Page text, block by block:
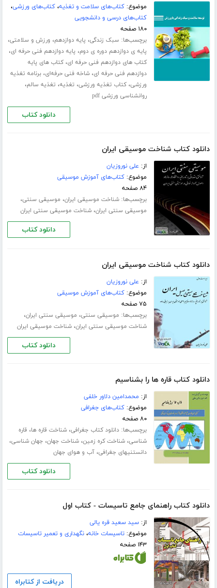
موضوع:کتاب‌های سلامت و تغذیه،کتاب‌های ورزشی،
کتاب‌های درسی و دانشجویی
۱۸۰ صفحه
برچسب‌ها: سبک زندگی، پایه دوازدهم، ورزش و سلامتی،
پایه ی دوازدهم دوره ی دوم، پایه دوازدهم فنی حرفه ای،
کتاب های دوازدهم فنی حرفه ای،کتاب های پایه
دوازدهم فنی حرفه ای،شاخه فنی حرفه‌ای،برنامه تغذیه
ورزشی،کتاب تغذیه ورزشی، تغذیه، تغذیه سالم،
روانشناسی ورزشی pdf
دانلود کتاب
دانلود کتاب شناخت موسیقی ایران
از: علی نوروزیان
موضوع:کتاب‌های آموزش موسیقی
۸۴ صفحه
برچسب‌ها:شناخت موسیقی ایران، موسیقی سنتی،
موسیقی سنتی ایران،شناخت موسیقی سنتی ایران
دانلود کتاب
دانلود کتاب شناخت موسیقی ایران
از: علی نوروزیان
موضوع:کتاب‌های آموزش موسیقی
۷۵ صفحه
برچسب‌ها: موسیقی سنتی، موسیقی سنتی ایران،
شناخت موسیقی سنتی ایران،شناخت موسیقی ایران
دانلود کتاب
دانلود کتاب قاره ها را بشناسیم
از: محمدامین دلاور خلفی
موضوع:کتاب‌های جغرافی
۸۰ صفحه
برچسب‌ها:دانلود کتاب جغرافی،شناخت قاره ها، قاره
شناسی،شناخت کره زمین،شناخت جهان، جهان شناسی،
دانستنیهای جغرافی،آب و هوای جهان
دانلود کتاب
دانلود کتاب راهنمای جامع تاسیسات - کتاب اول
از:سید سعید قره یالی
موضوع:تاسیسات خانه،نگهداری و تعمیر تاسیسات
۱۴۳ صفحه
دریافت از کتابراه